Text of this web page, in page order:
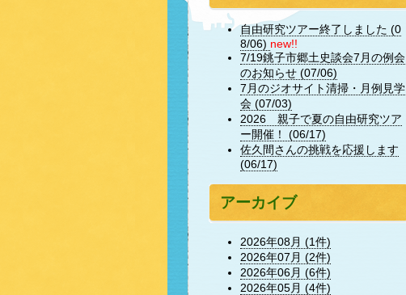
自由研究ツアー終了しました (0
8/06) new!!
7/19銚子市郷土史談会7月の例会
のお知らせ (07/06)
7月のジオサイト清掃・月例見学
会 (07/03)
2026 親子で夏の自由研究ツア
ー開催！ (06/17)
佐久間さんの挑戦を応援します
(06/17)
アーカイブ
2026年08月 (1件)
2026年07月 (2件)
2026年06月 (6件)
2026年05月 (4件)